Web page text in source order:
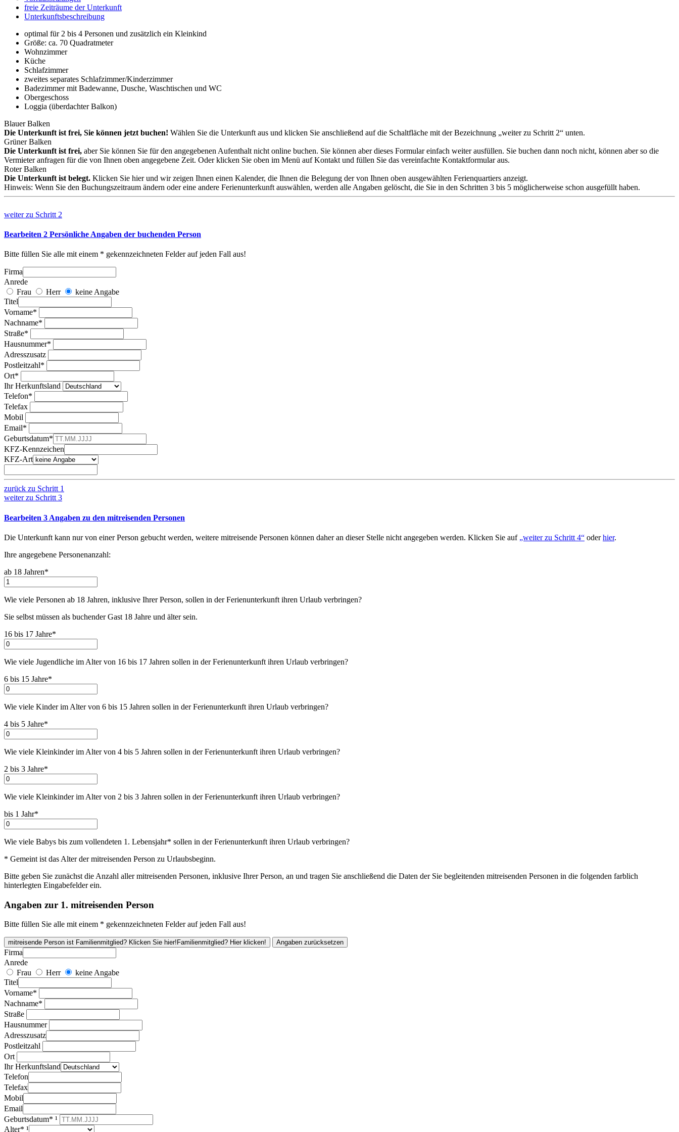
freie Zeiträume der Unterkunft
Unterkunftsbeschreibung
optimal für 2 bis 4 Personen und zusätzlich ein Kleinkind
Größe: ca. 70 Quadratmeter
Wohnzimmer
Küche
Schlafzimmer
zweites separates Schlafzimmer/Kinderzimmer
Badezimmer mit Badewanne, Dusche, Waschtischen und WC
Obergeschoss
Loggia (überdachter Balkon)
Blauer Balken
Die Unterkunft ist frei, Sie können jetzt buchen! Wählen Sie die Unterkunft aus und klicken Sie anschließend auf die Schaltfläche mit der Bezeichnung „weiter zu Schritt 2“ unten.
Grüner Balken
Die Unterkunft ist frei, aber Sie können Sie für den angegebenen Aufenthalt nicht online buchen. Sie können aber dieses Formular einfach weiter ausfüllen. Sie buchen dann noch nicht, können aber so die
Vermieter anfragen für die von Ihnen oben angegebene Zeit. Oder klicken Sie oben im Menü auf Kontakt und füllen Sie das vereinfachte Kontaktformular aus.
Roter Balken
Die Unterkunft ist belegt. Klicken Sie hier und wir zeigen Ihnen einen Kalender, die Ihnen die Belegung der von Ihnen oben ausgewählten Ferienquartiers anzeigt.
Hinweis: Wenn Sie den Buchungszeitraum ändern oder eine andere Ferienunterkunft auswählen, werden alle Angaben gelöscht, die Sie in den Schritten 3 bis 5 möglicherweise schon ausgefüllt haben.
weiter zu Schritt 2
Bearbeiten 2 Persönliche Angaben der buchenden Person
Bitte füllen Sie alle mit einem * gekennzeichneten Felder auf jeden Fall aus!
Firma
Anrede
Frau
Herr
keine Angabe
Titel
Vorname*
Nachname*
Straße*
Hausnummer*
Adresszusatz
Postleitzahl*
Ort*
Ihr Herkunftsland
Telefon*
Telefax
Mobil
Email*
Geburtsdatum*
KFZ-Kennzeichen
KFZ-Art
zurück zu Schritt 1
weiter zu Schritt 3
Bearbeiten 3 Angaben zu den mitreisenden Personen
Die Unterkunft kann nur von einer Person gebucht werden, weitere mitreisende Personen können daher an dieser Stelle nicht angegeben werden. Klicken Sie auf „weiter zu Schritt 4“ oderhier.
Ihre angegebene Personenanzahl:
ab 18 Jahren*
Wie viele Personen ab 18 Jahren, inklusive Ihrer Person, sollen in der Ferienunterkunft ihren Urlaub verbringen?
Sie selbst müssen als buchender Gast 18 Jahre und älter sein.
16 bis 17 Jahre*
Wie viele Jugendliche im Alter von 16 bis 17 Jahren sollen in der Ferienunterkunft ihren Urlaub verbringen?
6 bis 15 Jahre*
Wie viele Kinder im Alter von 6 bis 15 Jahren sollen in der Ferienunterkunft ihren Urlaub verbringen?
4 bis 5 Jahre*
Wie viele Kleinkinder im Alter von 4 bis 5 Jahren sollen in der Ferienunterkunft ihren Urlaub verbringen?
2 bis 3 Jahre*
Wie viele Kleinkinder im Alter von 2 bis 3 Jahren sollen in der Ferienunterkunft ihren Urlaub verbringen?
bis 1 Jahr*
Wie viele Babys bis zum vollendeten 1. Lebensjahr* sollen in der Ferienunterkunft ihren Urlaub verbringen?
* Gemeint ist das Alter der mitreisenden Person zu Urlaubsbeginn.
Bitte geben Sie zunächst die Anzahl aller mitreisenden Personen, inklusive Ihrer Person, an und tragen Sie anschließend die Daten der Sie begleitenden mitreisenden Personen in die folgenden farblich
hinterlegten Eingabefelder ein.
Angaben zur 1. mitreisenden Person
Bitte füllen Sie alle mit einem * gekennzeichneten Felder auf jeden Fall aus!
mitreisende Person ist Familienmitglied? Klicken Sie hier! Familienmitglied? Hier klicken! Angaben zurücksetzen
Firma
Anrede
Frau
Herr
keine Angabe
Titel
Vorname*
Nachname*
Straße
Hausnummer
Adresszusatz
Postleitzahl
Ort
Ihr Herkunftsland
Telefon
Telefax
Mobil
Email
Geburtsdatum* ¹
Alter* ¹